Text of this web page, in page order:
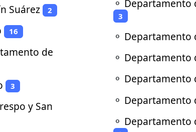
Suárez 2
16
de
3
y San
⚬ Departamento
3
⚬ Departamento
⚬ Departamento
⚬ Departamento
⚬ Departamento
⚬ Departamento